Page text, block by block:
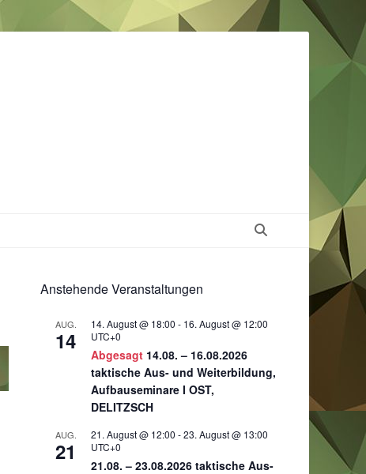
Suchen
Anstehende Veranstaltungen
AUG.
14
14. August @ 18:00 - 16. August @ 12:00
UTC+0
Abgesagt 14.08. – 16.08.2026
taktische Aus- und Weiterbildung,
Aufbauseminare I OST,
DELITZSCH
AUG.
21
21. August @ 12:00 -23. August @ 13:00
UTC+0
21.08. – 23.08.2026 taktische Aus-